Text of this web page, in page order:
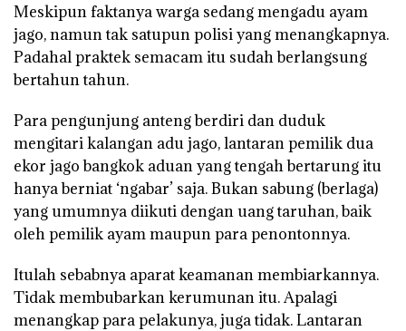
Meskipun faktanya warga sedang mengadu ayam
jago, namun tak satupun polisi yang menangkapnya.
Padahal praktek semacam itu sudah berlangsung
bertahun tahun.
Para pengunjung anteng berdiri dan duduk
mengitari kalangan adu jago, lantaran pemilik dua
ekor jago bangkok aduan yang tengah bertarung itu
hanya berniat ‘ngabar’ saja. Bukan sabung (berlaga)
yang umumnya diikuti dengan uang taruhan, baik
oleh pemilik ayam maupun para penontonnya.
Itulah sebabnya aparat keamanan membiarkannya.
Tidak membubarkan kerumunan itu. Apalagi
menangkap para pelakunya, juga tidak. Lantaran